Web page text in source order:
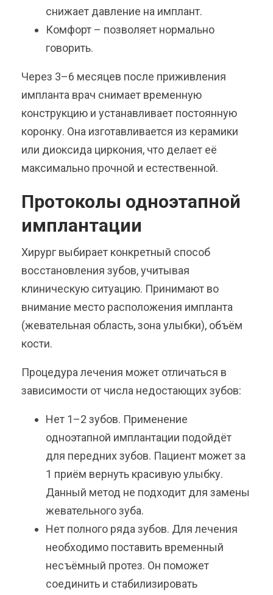
снижает давление на имплант.
Комфорт – позволяет нормально
говорить.
Через 3–6 месяцев после приживления
импланта врач снимает временную
конструкцию и устанавливает постоянную
коронку. Она изготавливается из керамики
или диоксида циркония, что делает её
максимально прочной и естественной.
Протоколы одноэтапной
имплантации
Хирург выбирает конкретный способ
восстановления зубов, учитывая
клиническую ситуацию. Принимают во
внимание место расположения импланта
(жевательная область, зона улыбки), объём
кости.
Процедура лечения может отличаться в
зависимости от числа недостающих зубов:
Нет 1–2 зубов. Применение
одноэтапной имплантации подойдёт
для передних зубов. Пациент может за
1 приём вернуть красивую улыбку.
Данный метод не подходит для замены
жевательного зуба.
Нет полного ряда зубов. Для лечения
необходимо поставить временный
несъёмный протез. Он поможет
соединить и стабилизировать